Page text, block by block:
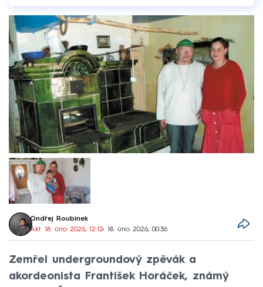
Ondřej Roubínek
Akt. 18. úno 2026, 12:12• 18. úno 2026, 00:36
Zemřel undergroundový zpěvák a
akordeonista František Horáček, známý